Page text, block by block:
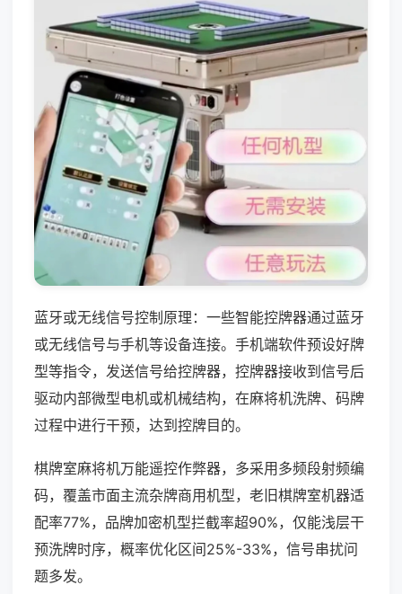
蓝牙或无线信号控制原理：一些智能控牌器通过蓝牙
或无线信号与手机等设备连接。手机端软件预设好牌
型等指令，发送信号给控牌器，控牌器接收到信号后
驱动内部微型电机或机械结构，在麻将机洗牌、码牌
过程中进行干预，达到控牌目的。
棋牌室麻将机万能遥控作弊器，多采用多频段射频编
码，覆盖市面主流杂牌商用机型，老旧棋牌室机器适
配率77%，品牌加密机型拦截率超90%，仅能浅层干
预洗牌时序，概率优化区间25%-33%，信号串扰问
题多发。